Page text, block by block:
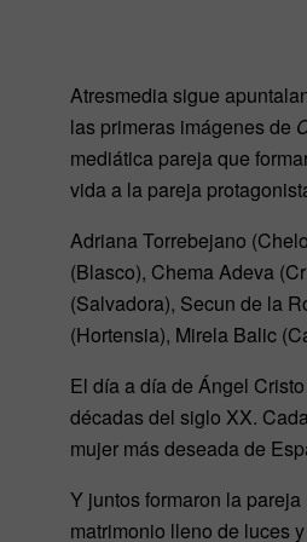
Atresmedia sigue
las primeras imágenes de
mediática pareja que
vida a la pareja
Adriana Torrebejano
(Blasco), Chema Adeva
(Salvadora), Secun de la
(Hortensia), Mirela Balic
El día a día de Ángel
décadas del siglo XX.
mujer más deseada de
Y juntos formaron la
matrimonio lleno de luces